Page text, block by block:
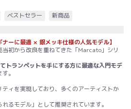
ベストセラー 新商品
ーに最適 × 銀メッキ仕様の人気モデル】
初から改良を重ねてきた「Marcato」シリ
トランペットを手にする方に最適な入門モデ
。
ィを実現しており、多くのアーティストか
るモデル」として推奨されています。